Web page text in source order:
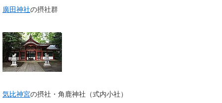
廣田神社の摂社群
気比神宮の摂社・角鹿神社（式内小社）